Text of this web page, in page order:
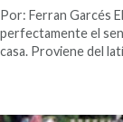
Por: Ferran Garcés
perfectamente el
casa. Proviene del